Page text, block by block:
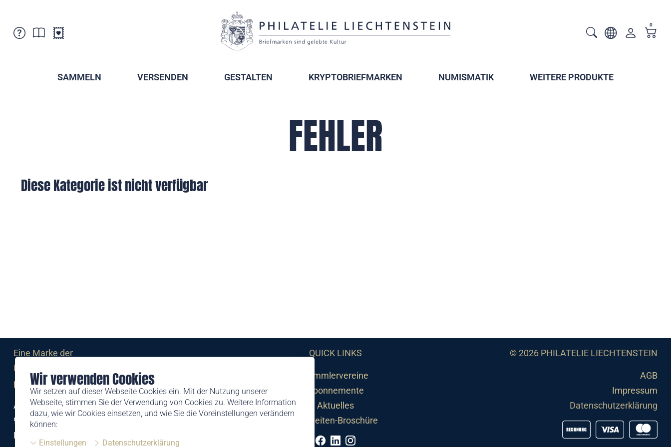
Wir verwenden Cookies
Wir setzen auf dieser Webseite Cookies ein. Mit der Nutzung unserer
Webseite, stimmen Sie der Verwendung von Cookies zu. Weitere Information
dazu, wie wir Cookies einsetzen, und wie Sie die Voreinstellungen verändern
können:
Einstellungen
Datenschutzerklärung
Verkaufsstellen
Abonnemente
0
SAMMELN VERSENDEN GESTALTEN KRYPTOBRIEFMARKEN NUMISMATIK WEITERE PRODUKTE
FEHLER
Diese Kategorie ist nicht verfügbar
Eine Marke der
Liechtensteinischen Post AG
post.li
Alte Zollstrasse 11
9494 Schaan
Liechtenstein
QUICK LINKS
Sammlervereine
Abonnemente
Aktuelles
Neuheiten-Broschüre
© 2026 PHILATELIE LIECHTENSTEIN
AGB
Impressum
Datenschutzerklärung